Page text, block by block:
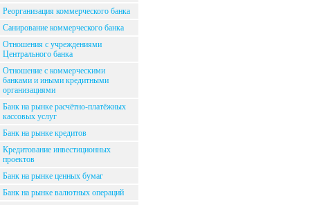
Реорганизация коммерческого банка
Санирование коммерческого банка
Отношения с учреждениями
Центрального банка
Отношение с коммерческими
банками и иными кредитными
организациями
Банк на рынке расчётно-платёжных
кассовых услуг
Банк на рынке кредитов
Кредитование инвестиционных
проектов
Банк на рынке ценных бумаг
Банк на рынке валютных операций